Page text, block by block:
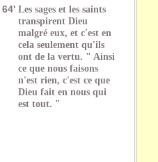
64' Les sages et les saints
transpirent Dieu
malgré eux, et c'est en
cela seulement qu'ils
ont de la vertu. " Ainsi
ce que nous faisons
n'est rien, c'est ce que
Dieu fait en nous qui
est tout. "